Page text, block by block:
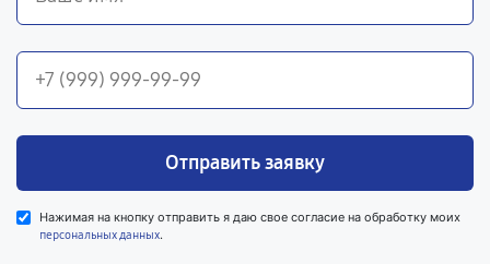
Отправить заявку
Нажимая на кнопку отправить я даю свое согласие на обработку моих
персональных данных.